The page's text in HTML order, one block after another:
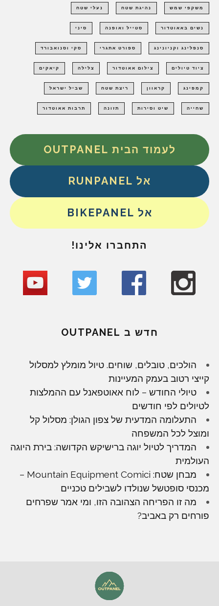
משקפי שמש נהיגת שטח נעלי שטח
נשים באאוטדור סטייל ואופנה סיני
סנפלינג וקניונינג ספורט אתגרי סקי וסנואבורד
ציוד טיולים צילום אאוטדור צלילה קיאקים
קמפינג קראוון ריצת שטח שביל ישראל
שחייה שיט וסירות תזונה תרבות אאוטדור
לעמוד הבית OUTPANEL
אל RUNPANEL
אל BIKEPANEL
התחברו אלינו!
חדש ב OUTPANEL
הולכים, טובלים, שוחים. טיול מומלץ למסלול
קייצי רטוב בעמק המעיינות
טיולי החודש – לוח אאוטפאנל עם ההמלצות
לטיולים לפי חודשים
התעלומה המדעית של צפון הגולן: מסלול קל
ומוצל לכל המשפחה
המדריך לטיול יוגה ברישיקש הקדושה: בירת היוגה
העולמית
מבחן שטח: Mountain Equipment Comici –
מכנסי סופטשל שנולדו לשבילים טכניים
מה זו הפריחה הצהובה הזו, ומי אמר שפרחים
פורחים רק באביב?